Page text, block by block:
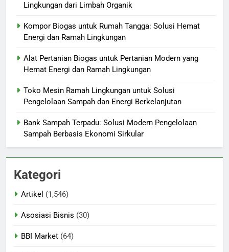
Lingkungan dari Limbah Organik
Kompor Biogas untuk Rumah Tangga: Solusi Hemat
Energi dan Ramah Lingkungan
Alat Pertanian Biogas untuk Pertanian Modern yang
Hemat Energi dan Ramah Lingkungan
Toko Mesin Ramah Lingkungan untuk Solusi
Pengelolaan Sampah dan Energi Berkelanjutan
Bank Sampah Terpadu: Solusi Modern Pengelolaan
Sampah Berbasis Ekonomi Sirkular
Kategori
Artikel (1,546)
Asosiasi Bisnis (30)
BBI Market (64)